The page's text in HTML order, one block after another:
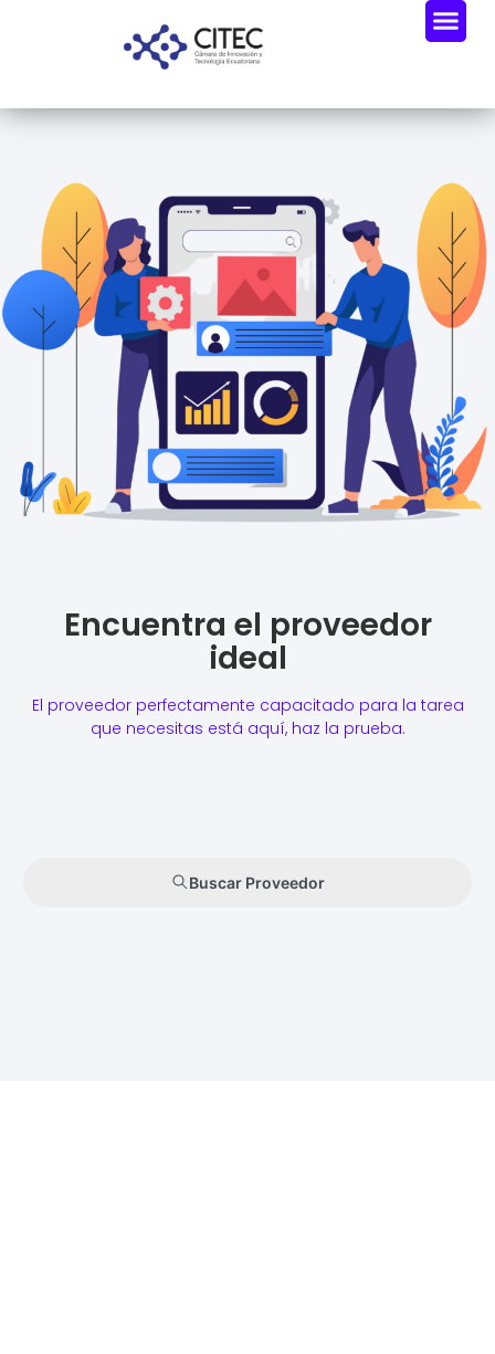
Encuentra el proveedor
ideal
El proveedor perfectamente capacitado para la tarea
que necesitas está aquí, haz la prueba.
Buscar Proveedor